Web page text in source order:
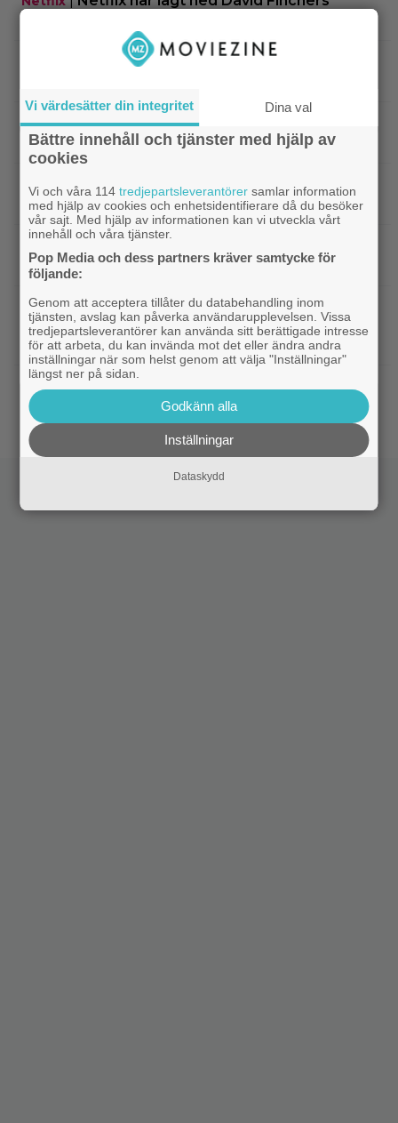
Kommande filmer| När kommer ”Michael 2”?
Kommande filmer|Adam Sandler återförenar
gänget i ”Grown Ups 3” – delar en första bild
Kändisar
Minnie Driver skadad i otäck bilolycka:
”Tacksam att jag lever”
Något är väldigt fel i ”Den hemliga
kvinnan” – danska Netflix-thrillern visar upp sig
Jurassic World|Regissören Gareth Edwards flyr
nästa ”Jurassic World” – jakten på ersättare
igång
Bioaktuellt|Vilhelm Blomgren om otroheten i
nya komedin: ”Pirret av det förbjudna”
Vi värdesätter din integritet Dina val
Bättre innehåll och tjänster med hjälp av
cookies
Vi och våra 114tredjepartsleverantörer samlar information
med hjälp av cookies och enhetsidentifierare då du besöker
vår sajt. Med hjälp av informationen kan vi utveckla vårt
innehåll och våra tjänster.
Pop Media och dess partners kräver samtycke för
följande:
Genom att acceptera tillåter du databehandling inom
tjänsten, avslag kan påverka användarupplevelsen. Vissa
tredjepartsleverantörer kan använda sitt berättigade intresse
för att arbeta, du kan invända mot det eller ändra andra
inställningar när som helst genom att välja "Inställningar"
längst ner på sidan.
Godkänn alla
Inställningar
Dataskydd